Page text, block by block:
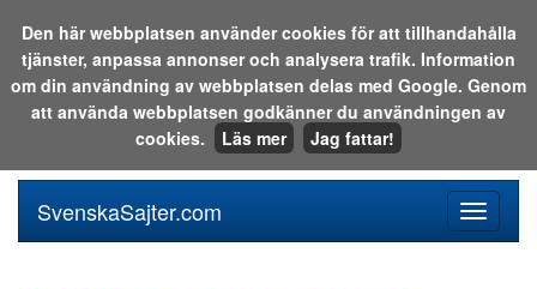
Sök i katalogen eller på webben:
meny
SvenskaSajter.com
Den här webbplatsen använder cookies för att tillhandahålla
tjänster, anpassa annonser och analysera trafik. Information
om din användning av webbplatsen delas med Google. Genom
att använda webbplatsen godkänner du användningen av
cookies.
Läs mer Jag fattar!